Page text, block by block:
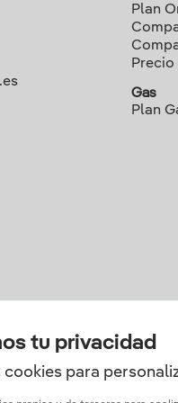
Plan
Gas
Plan
tu privacidad
cookies para